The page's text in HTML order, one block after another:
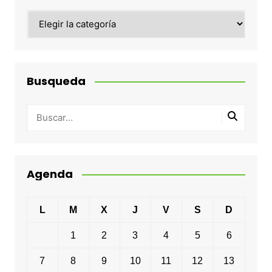
Busqueda
Agenda
L M X J V S D
1 2 3 4 5 6
7 8 9 10 11 12 13